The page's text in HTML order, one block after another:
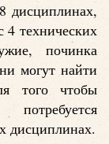
дисциплинах,
4 технических
починка
могут найти
того чтобы
дисциплинах.